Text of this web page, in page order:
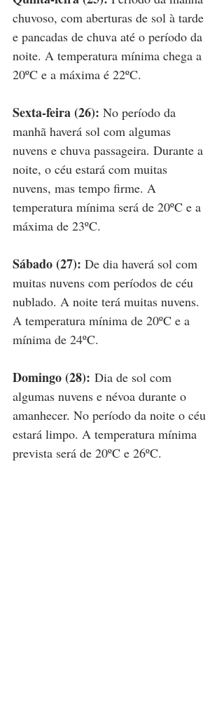
chuvoso, com aberturas de sol à tarde
e pancadas de chuva até o período da
noite. A temperatura mínima chega a
20ºC e a máxima é 22ºC.
Sexta-feira (26): No período da
manhã haverá sol com algumas
nuvens e chuva passageira. Durante a
noite, o céu estará com muitas
nuvens, mas tempo firme. A
temperatura mínima será de 20ºC e a
máxima de 23ºC.
Sábado (27): De dia haverá sol com
muitas nuvens com períodos de céu
nublado. A noite terá muitas nuvens.
A temperatura mínima de 20ºC e a
mínima de 24ºC.
Domingo (28): Dia de sol com
algumas nuvens e névoa durante o
amanhecer. No período da noite o céu
estará limpo. A temperatura mínima
prevista será de 20ºC e 26ºC.